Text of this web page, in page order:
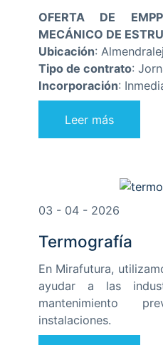
OFERTA DE
MECÁNICO DE
Ubicación:
Tipo de contrato:
Incorporación:
Leer más
03 - 04 - 2026
Termografía
En Mirafutura,
ayudar a las
mantenimiento
instalaciones.